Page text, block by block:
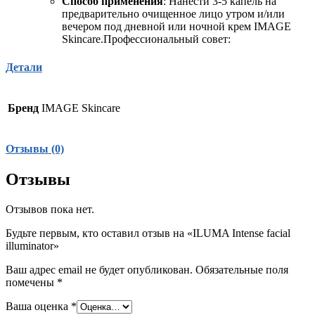
предварительно очищенное лицо утром и/или
вечером под дневной или ночной крем IMAGE
Skincare.Профессиональный совет:
Детали
Бренд IMAGE Skincare
Отзывы (0)
Отзывы
Отзывов пока нет.
Будьте первым, кто оставил отзыв на «ILUMA Intense facial
illuminator»
Ваш адрес email не будет опубликован. Обязательные поля
помечены *
Ваша оценка *